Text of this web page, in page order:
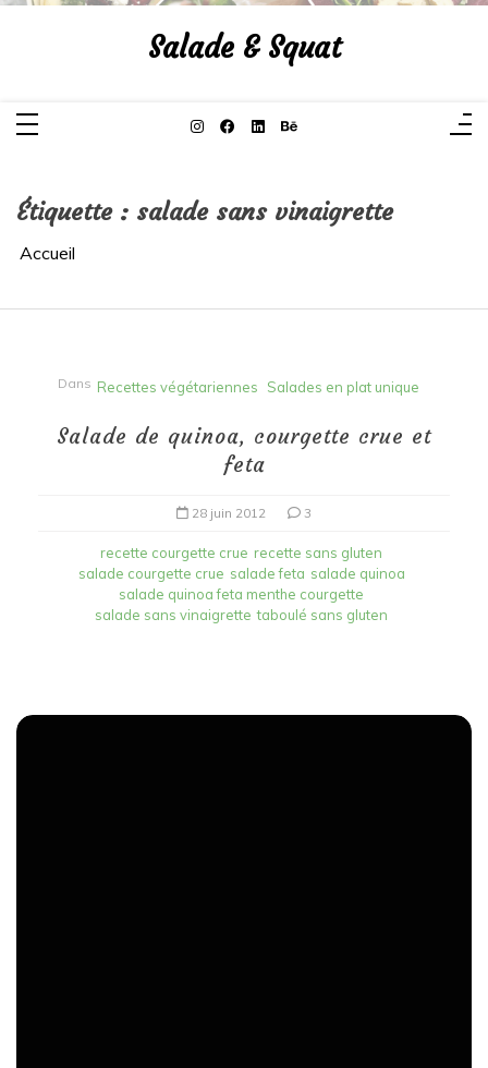
Aller
Salade & Squat
Étiquette : salade sans vinaigrette
Accueil
Dans Recettes végétariennes Salades en plat unique
Salade de quinoa, courgette crue et
feta
28 juin 2012 3
recette courgette crue recette sans gluten
salade courgette crue salade feta salade quinoa
salade quinoa feta menthe courgette
salade sans vinaigrette taboulé sans gluten